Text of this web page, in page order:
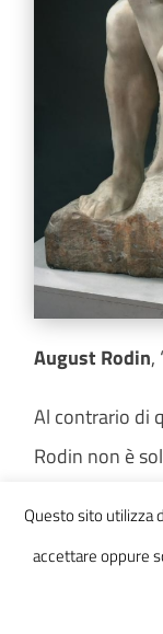
August Rodin,
Al contrario di
Rodin non è
abbiamo la
“Divina
Questo sito utilizza
accettare oppure